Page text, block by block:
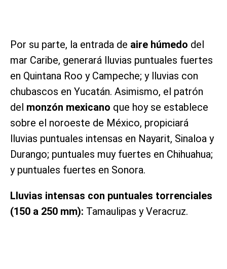
Por su parte, la entrada de aire húmedo del
mar Caribe, generará lluvias puntuales fuertes
en Quintana Roo y Campeche; y lluvias con
chubascos en Yucatán. Asimismo, el patrón
del monzón mexicano que hoy se establece
sobre el noroeste de México, propiciará
lluvias puntuales intensas en Nayarit, Sinaloa y
Durango; puntuales muy fuertes en Chihuahua;
y puntuales fuertes en Sonora.
Lluvias intensas con puntuales torrenciales
(150 a 250 mm): Tamaulipas y Veracruz.